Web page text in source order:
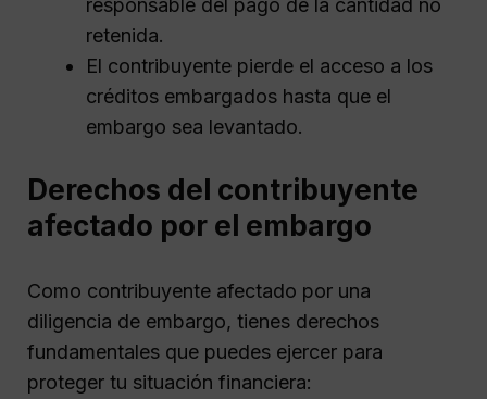
responsable del pago de la cantidad no
retenida.
El contribuyente pierde el acceso a los
créditos embargados hasta que el
embargo sea levantado.
Derechos del contribuyente
afectado por el embargo
Como contribuyente afectado por una
diligencia de embargo, tienes derechos
fundamentales que puedes ejercer para
proteger tu situación financiera: